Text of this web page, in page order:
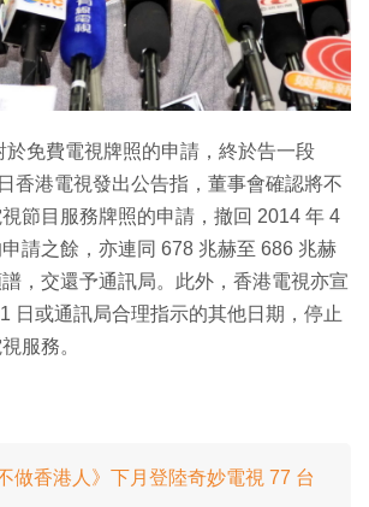
於免費電視牌照的申請，終於告一段
香港電視發出公告指，董事會確認將不
節目服務牌照的申請，撤回 2014 年 4
請之餘，亦連同 678 兆赫至 686 兆赫
，交還予通訊局。此外，香港電視亦宣
日或通訊局合理指示的其他日期，停止
服務。
做香港人》下月登陸奇妙電視 77 台